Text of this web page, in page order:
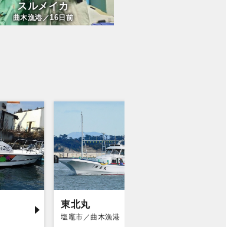
スルメイカ
曲木漁港／16日前
東北丸
塩竈市／曲木漁港